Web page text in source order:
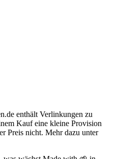
enthält Verlinkungen zu
Kauf eine kleine Provision
Preis nicht. Mehr dazu unter